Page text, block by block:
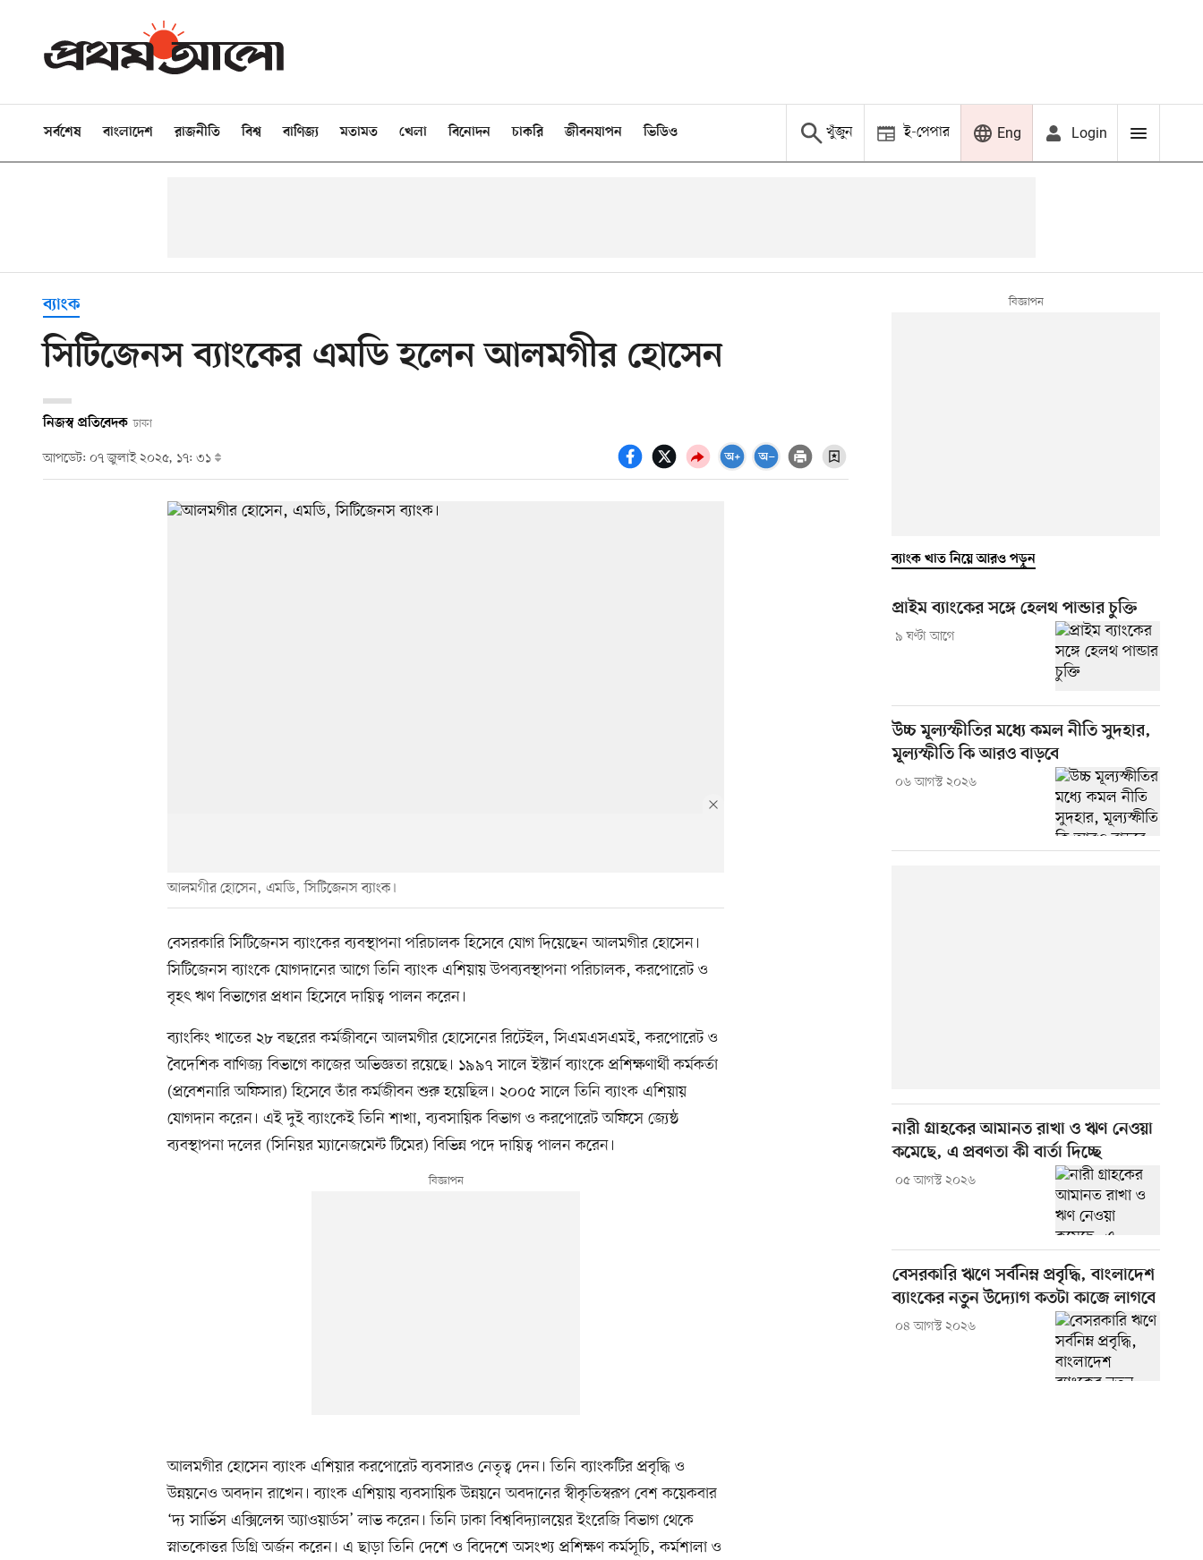
সর্বশেষ বাংলাদেশ রাজনীতি বিশ্ব বাণিজ্য মতামত খেলা বিনোদন চাকরি জীবনযাপন ভিডিও খুঁজুন ই-পেপার Eng Login
ব্যাংক
সিটিজেনস ব্যাংকের এমডি হলেন আলমগীর হোসেন
নিজস্ব প্রতিবেদক ঢাকা
আপডেট: ০৭ জুলাই ২০২৫, ১৭: ৩১
আলমগীর হোসেন, এমডি, সিটিজেনস ব্যাংক।
বেসরকারি সিটিজেনস ব্যাংকের ব্যবস্থাপনা পরিচালক হিসেবে যোগ দিয়েছেন আলমগীর হোসেন।
সিটিজেনস ব্যাংকে যোগদানের আগে তিনি ব্যাংক এশিয়ায় উপব্যবস্থাপনা পরিচালক, করপোরেট ও
বৃহৎ ঋণ বিভাগের প্রধান হিসেবে দায়িত্ব পালন করেন।
ব্যাংকিং খাতের ২৮ বছরের কর্মজীবনে আলমগীর হোসেনের রিটেইল, সিএমএসএমই, করপোরেট ও
বৈদেশিক বাণিজ্য বিভাগে কাজের অভিজ্ঞতা রয়েছে। ১৯৯৭ সালে ইস্টার্ন ব্যাংকে প্রশিক্ষণার্থী কর্মকর্তা
(প্রবেশনারি অফিসার) হিসেবে তাঁর কর্মজীবন শুরু হয়েছিল। ২০০৫ সালে তিনি ব্যাংক এশিয়ায়
যোগদান করেন। এই দুই ব্যাংকেই তিনি শাখা, ব্যবসায়িক বিভাগ ও করপোরেট অফিসে জ্যেষ্ঠ
ব্যবস্থাপনা দলের (সিনিয়র ম্যানেজমেন্ট টিমের) বিভিন্ন পদে দায়িত্ব পালন করেন।
আলমগীর হোসেন ব্যাংক এশিয়ার করপোরেট ব্যবসারও নেতৃত্ব দেন। তিনি ব্যাংকটির প্রবৃদ্ধি ও
উন্নয়নেও অবদান রাখেন। ব্যাংক এশিয়ায় ব্যবসায়িক উন্নয়নে অবদানের স্বীকৃতিস্বরূপ বেশ কয়েকবার
‘দ্য সার্ভিস এক্সিলেন্স অ্যাওয়ার্ডস’ লাভ করেন। তিনি ঢাকা বিশ্ববিদ্যালয়ের ইংরেজি বিভাগ থেকে
স্নাতকোত্তর ডিগ্রি অর্জন করেন। এ ছাড়া তিনি দেশে ও বিদেশে অসংখ্য প্রশিক্ষণ কর্মসূচি, কর্মশালা ও
ব্যাংক খাত নিয়ে আরও পড়ুন
প্রাইম ব্যাংকের সঙ্গে হেলথ পান্ডার চুক্তি
৯ ঘণ্টা আগে
উচ্চ মূল্যস্ফীতির মধ্যে কমল নীতি সুদহার,
মূল্যস্ফীতি কি আরও বাড়বে
০৬ আগস্ট ২০২৬
নারী গ্রাহকের আমানত রাখা ও ঋণ নেওয়া
কমেছে, এ প্রবণতা কী বার্তা দিচ্ছে
০৫ আগস্ট ২০২৬
বেসরকারি ঋণে সর্বনিম্ন প্রবৃদ্ধি, বাংলাদেশ
ব্যাংকের নতুন উদ্যোগ কতটা কাজে লাগবে
০৪ আগস্ট ২০২৬